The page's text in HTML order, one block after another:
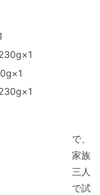
で、
家族
三人
で試